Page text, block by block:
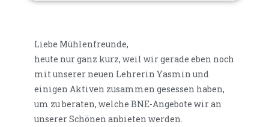
Liebe Mühlenfreunde,
heute nur ganz kurz, weil wir gerade eben noch
mit unserer neuen Lehrerin Yasmin und
einigen Aktiven zusammen gesessen haben,
um zu beraten, welche BNE-Angebote wir an
unserer Schönen anbieten werden.